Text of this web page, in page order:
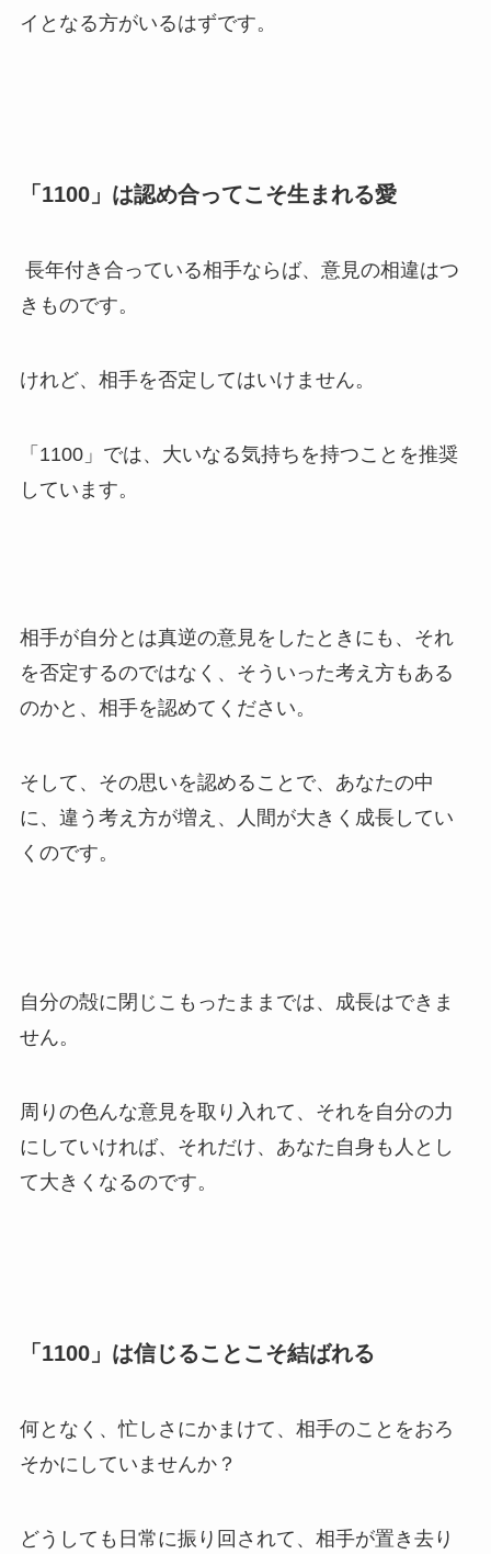
イとなる方がいるはずです。
「1100」は認め合ってこそ生まれる愛
長年付き合っている相手ならば、意見の相違はつ
きものです。
けれど、相手を否定してはいけません。
「1100」では、大いなる気持ちを持つことを推奨
しています。
相手が自分とは真逆の意見をしたときにも、それ
を否定するのではなく、そういった考え方もある
のかと、相手を認めてください。
そして、その思いを認めることで、あなたの中
に、違う考え方が増え、人間が大きく成長してい
くのです。
自分の殻に閉じこもったままでは、成長はできま
せん。
周りの色んな意見を取り入れて、それを自分の力
にしていければ、それだけ、あなた自身も人とし
て大きくなるのです。
「1100」は信じることこそ結ばれる
何となく、忙しさにかまけて、相手のことをおろ
そかにしていませんか？
どうしても日常に振り回されて、相手が置き去り